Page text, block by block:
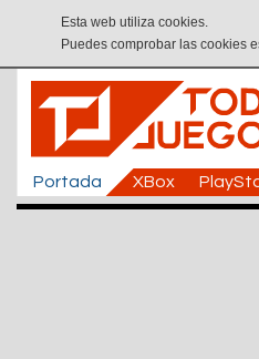
Esta web utiliza cookies.
Puedes comprobar las cookies
Portada XBox